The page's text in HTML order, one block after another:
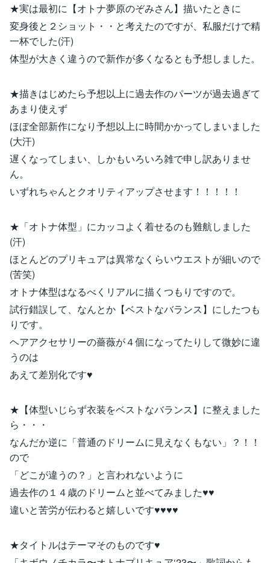
★実は最初に【オトナ夢原のぞみさん】描いたときに
変身後と２ショット・・と考えたのですが、私服だけで精
一杯でした(汗)
体型が大きく違うので新作が多くなるとも予想しました。
★描きはじめたら予想以上に過去作のパーツが過去過ぎて
あまり使えず
ほぼ全部新作になり予想以上に時間かかってしまいました
(大汗)
遅くなってしまい、しかもいろいろ雑で申し訳ありませ
ん。
いずれちゃんとクオリティアップさせます！！！！！
★「オトナ体型」にカッコよく着せるのも難航しました
(汗)
ほとんどのプリキュアは異常なくらいウエストが細いので
(苦笑)
オトナ体型はなるべくリアルに描くつもりですので。
試行錯誤して、なんとか【ベストなバランス】にしたつも
りです。
ヘアアクセサリーの薔薇が４個になってたりして微妙に違
うのは
あえて差別化です♥
★【体型いじらず衣装をベストなバランス】に整えました
ら・・・
なんだか逆に「普通のドリームに見えなくもない」？！！
ので
「どこが違うの？」と言われないように
過去作の１４歳のドリームと並べてみました♥♥
違いと苦労が伝わると嬉しいです♥♥♥♥
★タイトルはテーマそのものです♥